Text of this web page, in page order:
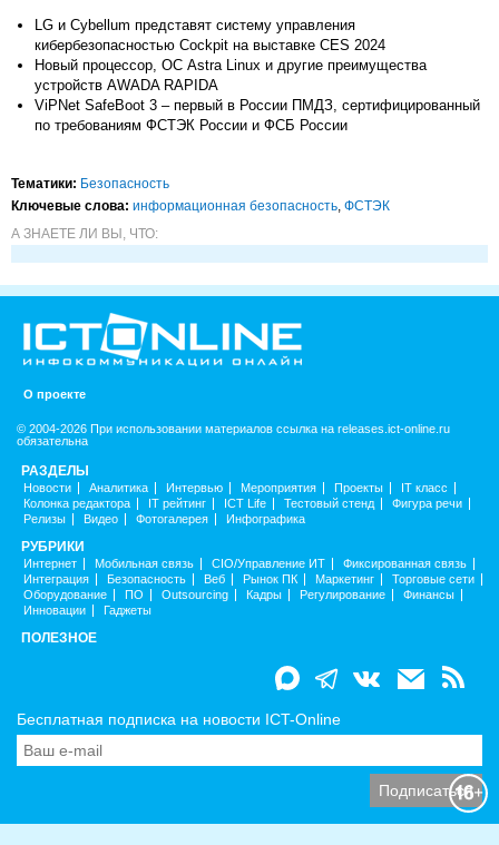
LG и Cybellum представят систему управления
кибербезопасностью Cockpit на выставке CES 2024
Новый процессор, ОС Astra Linux и другие преимущества
устройств AWADA RAPIDA
ViPNet SafeBoot 3 – первый в России ПМДЗ, сертифицированный
по требованиям ФСТЭК России и ФСБ России
Тематики: Безопасность
Ключевые слова: информационная безопасность, ФСТЭК
А ЗНАЕТЕ ЛИ ВЫ, ЧТО:
О проекте
© 2004-2026 При использовании материалов ссылка на releases.ict-online.ru
обязательна
РАЗДЕЛЫ
Новости Аналитика Интервью Мероприятия Проекты
IT класс
Колонка редактора
IT рейтинг ICT Life Тестовый стенд
Фигура речи
Релизы
Видео Фотогалерея Инфографика
РУБРИКИ
Интернет Мобильная связь CIO/Управление ИТ
Фиксированная связь
Интеграция
Безопасность Веб Рынок ПК Маркетинг
Торговые сети
Оборудование
ПО Outsourcing Кадры Регулирование
Финансы
Инновации
Гаджеты
ПОЛЕЗНОЕ
Бесплатная подписка на новости ICT-Online